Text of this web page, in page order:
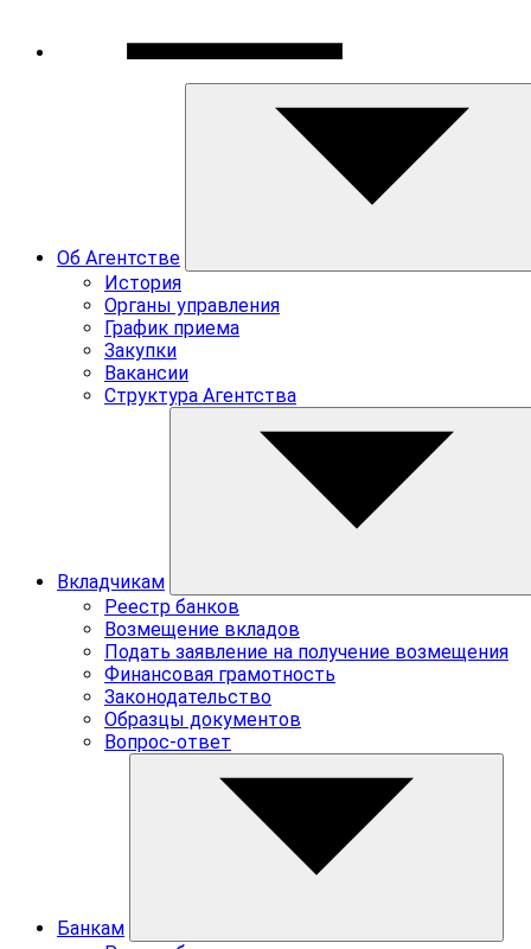
Об Агентстве
История
Органы управления
График приема
Закупки
Вакансии
Структура Агентства
Вкладчикам
Реестр банков
Возмещение вкладов
Подать заявление на получение возмещения
Финансовая грамотность
Законодательство
Образцы документов
Вопрос-ответ
Банкам